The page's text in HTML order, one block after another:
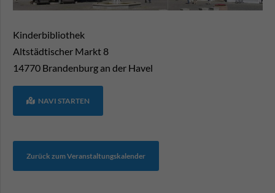
Kinderbibliothek
Altstädtischer Markt 8
14770 Brandenburg an der Havel
NAVI STARTEN
Zurück zum Veranstaltungskalender